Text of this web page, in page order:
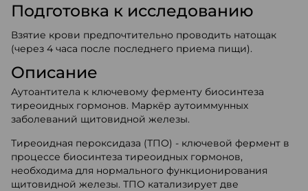
Подготовка к исследованию
Взятие крови предпочтительно проводить натощак
(через 4 часа после последнего приема пищи).
Описание
Аутоантитела к ключевому ферменту биосинтеза
тиреоидных гормонов. Маркёр аутоиммунных
заболеваний щитовидной железы.
Тиреоидная пероксидаза (ТПО) - ключевой фермент в
процессе биосинтеза тиреоидных гормонов,
необходима для нормального функционирования
щитовидной железы. ТПО катализирует две